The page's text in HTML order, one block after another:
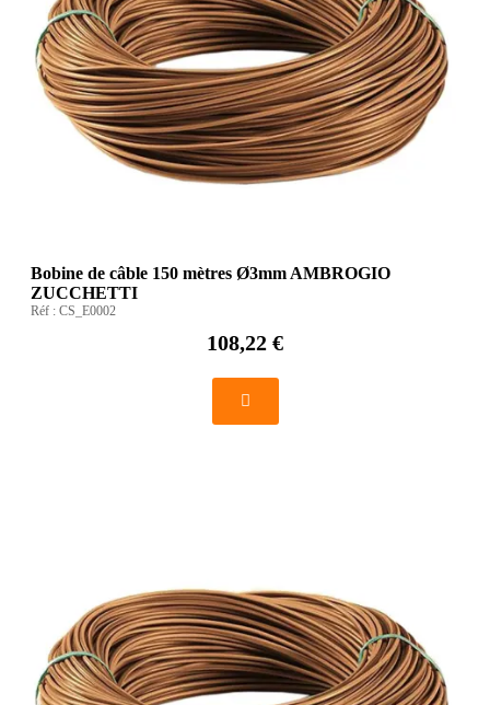
Bobine de câble 150 mètres Ø3mm AMBROGIO
ZUCCHETTI
Réf : CS_E0002
108,22 €